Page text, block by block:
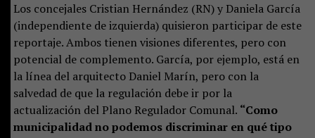
Los concejales Cristian Hernández (RN) y Daniela García
(independiente de izquierda) quisieron participar de este
reportaje. Ambos tienen visiones diferentes, pero con
potencial de complemento. García, por ejemplo, está en
la línea del arquitecto Daniel Marín, pero con la
salvedad de que la regulación debe ir por la
actualización del Plano Regulador Comunal. “Como
municipalidad no podemos discriminar en qué tipo